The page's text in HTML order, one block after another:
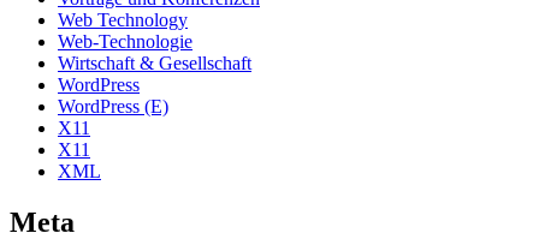
Web Technology
Web-Technologie
Wirtschaft & Gesellschaft
WordPress
WordPress (E)
X11
X11
XML
Meta